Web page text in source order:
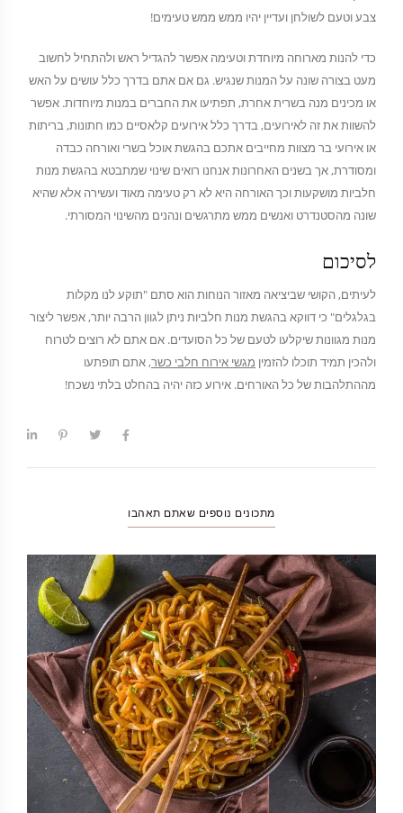
צבע וטעם לשולחן ועדיין יהיו ממש ממש טעימים!
כדי להנות מארוחה מיוחדת וטעימה אפשר להגדיל ראש ולהתחיל לחשוב
מעט בצורה שונה על המנות שנגיש. גם אם אתם בדרך כלל עושים על האש
או מכינים מנה בשרית אחרת, תפתיעו את החברים במנות מיוחדות. אפשר
להשוות את זה לאירועים, בדרך כלל אירועים קלאסיים כמו חתונות, בריתות
או אירועי בר מצוות מחייבים אתכם בהגשת אוכל בשרי ואורחה כבדה
ומסודרת, אך בשנים האחרונות אנחנו רואים שינוי שמתבטא בהגשת מנות
חלביות מושקעות וכך האורחה היא לא רק טעימה מאוד ועשירה אלא שהיא
שונה מהסטנדרט ואנשים ממש מתרגשים ונהנים מהשינוי המסורתי.
לסיכום
לעיתים, הקושי שביציאה מאזור הנוחות הוא סתם "תוקע לנו מקלות
בגלגלים" כי דווקא בהגשת מנות חלביות ניתן לגוון הרבה יותר, אפשר ליצור
מנות מגוונות שיקלעו לטעם של כל הסועדים. אם אתם לא רוצים לטרוח
ולהכין תמיד תוכלו להזמין מגשי אירוח חלבי כשר, אתם תופתעו
מההתלהבות של כל האורחים. אירוע כזה יהיה בהחלט בלתי נשכח!
מתכונים נוספים שאתם תאהבו